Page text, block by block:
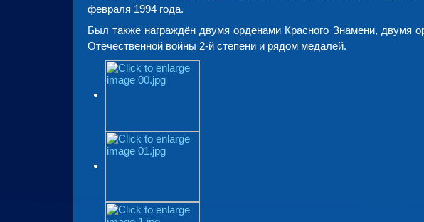
февраля 1994 года.
Был также награждён двумя орденами Красного Знамени, двумя
Отечественной войны 2-й степени и рядом медалей.